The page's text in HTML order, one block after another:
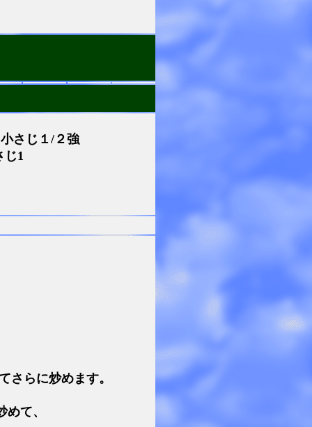
さじ１/２強
じ1
さらに炒めます。
て、